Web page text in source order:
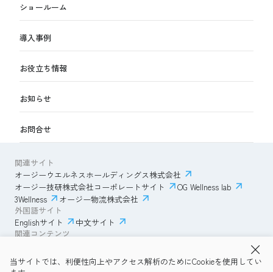
当サイトでは、利便性向上やアクセス解析のためにCookieを使用してい
ショールーム
導入事例
お役立ち情報
お知らせ
お問合せ
関連サイト
オージーウエルネスホールディングス株式会社
オージー技研株式会社コーポレートサイト
OG Wellness lab
3Wellness
オージー物流株式会社
外国語サイト
Englishサイト
中文サイト
関連コンテンツ